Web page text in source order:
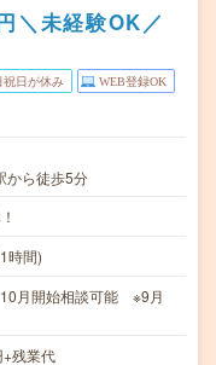
＼未経験OK／
祝日が休み WEB登録OK
から徒歩5分
時間)
月開始相談可能 ※9月
残業代